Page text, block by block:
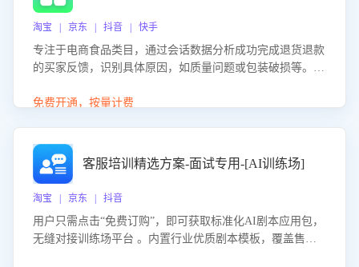
淘宝 | 京东 | 抖音 | 快手
专注于电商食品类目，通过会话数据分析成功完成退货退款
的买家反馈，识别具体原因，如质量问题或包装破损等。结
商家降低退款率，提升售后效率。
免费开通，按量计费
客服培训精选方案-面试专用-[AI训练场]
淘宝 | 京东 | 抖音
用户只需点击“免费订购”，即可获取标准化AI剧本应用包，
无缝对接训练场平台 。内置行业优质剧本模板，覆盖售前